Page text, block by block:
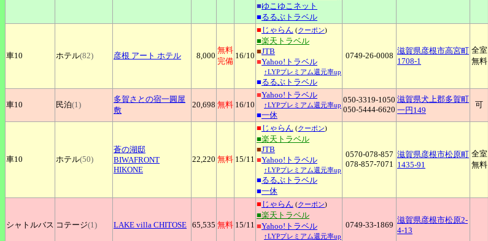
■ゆこゆこネット
■るるぶトラベル
車10 ホテル(82) 彦根 アート ホテル 8,000
無料
完備
16/10
■ じゃらん (クーポン)
■楽天トラベル
■JTB
■Yahoo!トラベル
↑LYPプレミアム還元率up
■るるぶトラベル
0749-26-0008
滋賀県彦根市高宮町
1708-1
全室
無料
車10 民泊(1)
多賀さとの宿一圓屋
敷
20,698 無料 16/10
■Yahoo!トラベル
↑LYPプレミアム還元率up
■一休
050-3319-1050
050-5444-6620
滋賀県犬上郡多賀町
一円149
可
車10 ホテル(50)
蒼の湖邸
BIWAFRONT
HIKONE
22,220 無料 15/11
■ じゃらん (クーポン)
■楽天トラベル
■JTB
■Yahoo!トラベル
↑LYPプレミアム還元率up
■るるぶトラベル
■一休
0570-078-857
078-857-7071
滋賀県彦根市松原町
1435-91
全室
無料
シャトルバス コテージ(1) LAKE villa CHITOSE 65,535 無料 15/11
■ じゃらん (クーポン)
■楽天トラベル
■Yahoo!トラベル
↑LYPプレミアム還元率up
0749-33-1869
滋賀県彦根市松原2-
4-13